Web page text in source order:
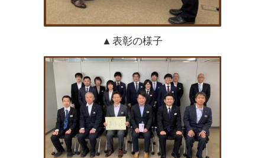
▲表彰の様子